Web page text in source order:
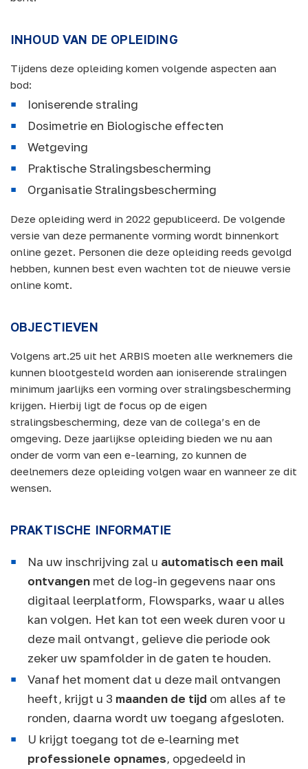
INHOUD VAN DE OPLEIDING
Tijdens deze opleiding komen volgende aspecten aan
bod:
Ioniserende straling
Dosimetrie en Biologische effecten
Wetgeving
Praktische Stralingsbescherming
Organisatie Stralingsbescherming
Deze opleiding werd in 2022 gepubliceerd. De volgende
versie van deze permanente vorming wordt binnenkort
online gezet. Personen die deze opleiding reeds gevolgd
hebben, kunnen best even wachten tot de nieuwe versie
online komt.
OBJECTIEVEN
Volgens art.25 uit het ARBIS moeten alle werknemers die
kunnen blootgesteld worden aan ioniserende stralingen
minimum jaarlijks een vorming over stralingsbescherming
krijgen. Hierbij ligt de focus op de eigen
stralingsbescherming, deze van de collega’s en de
omgeving. Deze jaarlijkse opleiding bieden we nu aan
onder de vorm van een e-learning, zo kunnen de
deelnemers deze opleiding volgen waar en wanneer ze dit
wensen.
PRAKTISCHE INFORMATIE
Na uw inschrijving zal u automatisch een mail
ontvangen met de log-in gegevens naar ons
digitaal leerplatform, Flowsparks, waar u alles
kan volgen. Het kan tot een week duren voor u
deze mail ontvangt, gelieve die periode ook
zeker uw spamfolder in de gaten te houden.
Vanaf het moment dat u deze mail ontvangen
heeft, krijgt u 3 maanden de tijd om alles af te
ronden, daarna wordt uw toegang afgesloten.
U krijgt toegang tot de e-learning met
professionele opnames, opgedeeld in